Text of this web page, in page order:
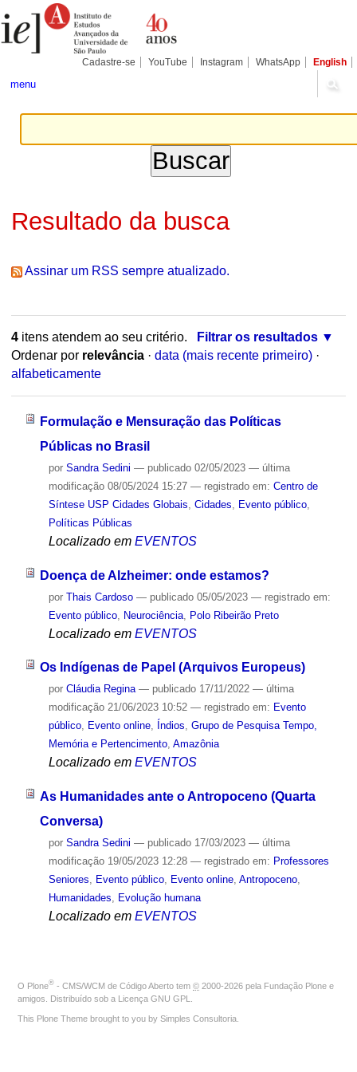
para
conteúdo.
Pessoais
Cadastre-se YouTube Instagram WhatsApp English
menu
Resultado da busca
Assinar um RSS sempre atualizado.
4itens atendem ao seu critério.
Filtrar os resultados
Ordenar por relevância · data (mais recente primeiro) ·
alfabeticamente
Formulação e Mensuração das Políticas
Públicas no Brasil
por Sandra Sedini — publicado02/05/2023 — última
modificação08/05/2024 15:27 — registrado em: Centro de
Síntese USP Cidades Globais Cidades Evento público,
Políticas Públicas
Localizado em EVENTOS
Doença de Alzheimer: onde estamos?
por Thais Cardoso — publicado05/05/2023 — registrado em:
Evento público, Neurociência, Polo Ribeirão Preto
Localizado em EVENTOS
Os Indígenas de Papel (Arquivos Europeus)
por Cláudia Regina — publicado17/11/2022 — última
modificação21/06/2023 10:52 — registrado em: Evento
público, Evento online, Índios, Grupo de Pesquisa Tempo,
Memória e Pertencimento, Amazônia
Localizado em EVENTOS
As Humanidades ante o Antropoceno (Quarta
Conversa)
por Sandra Sedini — publicado17/03/2023 — última
modificação19/05/2023 12:28 — registrado em: Professores
Seniores, Evento público, Evento online, Antropoceno,
Humanidades, Evolução humana
Localizado em EVENTOS
O Plone® - CMS/WCM de Código Aberto tem © 2000-2026 pela Fundação Plone e
amigos. Distribuído sob a Licença GNU GPL
This Plone Theme brought to you by Simples Consultoria